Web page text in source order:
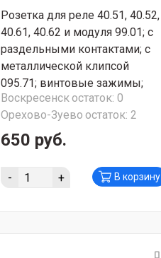
Розетка для реле 40.51, 40.52,
40.61, 40.62 и модуля 99.01; с
раздельными контактами; с
металлической клипсой
095.71; винтовые зажимы;
синяя; 10А "FINDER" 95759SMA
Воскресенскостаток: 0
Орехово-Зуево остаток: 2
650 руб.
- + В корзину